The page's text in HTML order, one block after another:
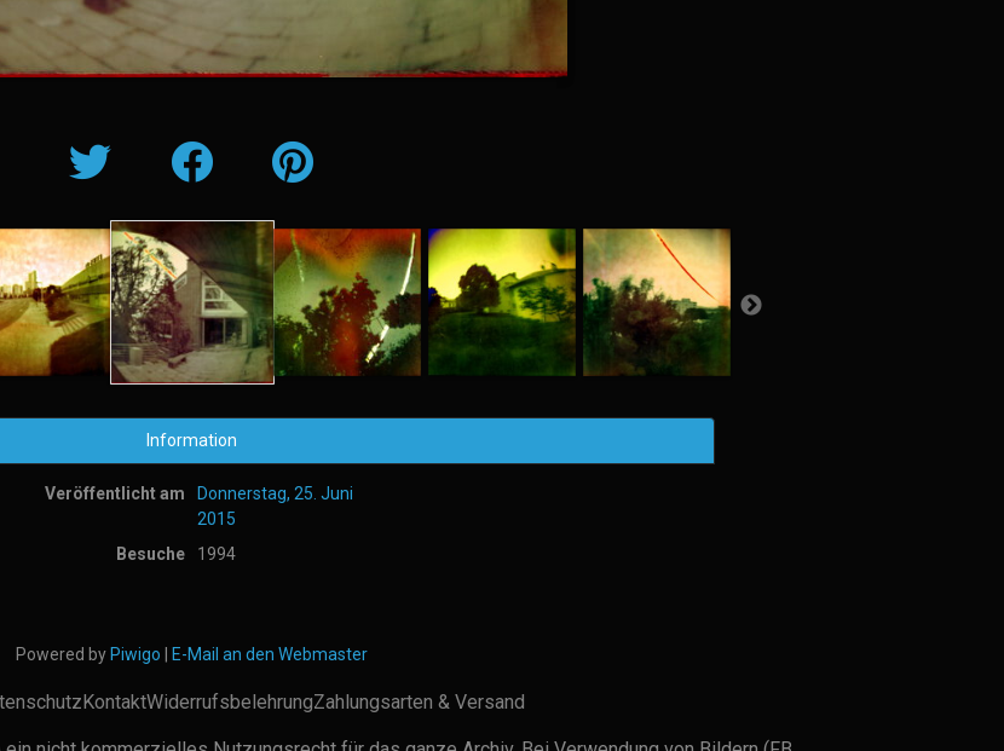
Information
Veröffentlicht am
Donnerstag, 25. Juni
2015
Besuche
1994
Powered by Piwigo E-Mail an den Webmaster
KontaktWiderrufsbelehrungZahlungsarten & Versand